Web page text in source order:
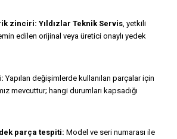
zinciri: Yıldızlar Teknik Servis, yetkili
edilen orijinal veya üretici onaylı yedek
Yapılan değişimlerde kullanılan parçalar için
mevcuttur; hangi durumları kapsadığı
parça tespiti: Model ve seri numarası ile